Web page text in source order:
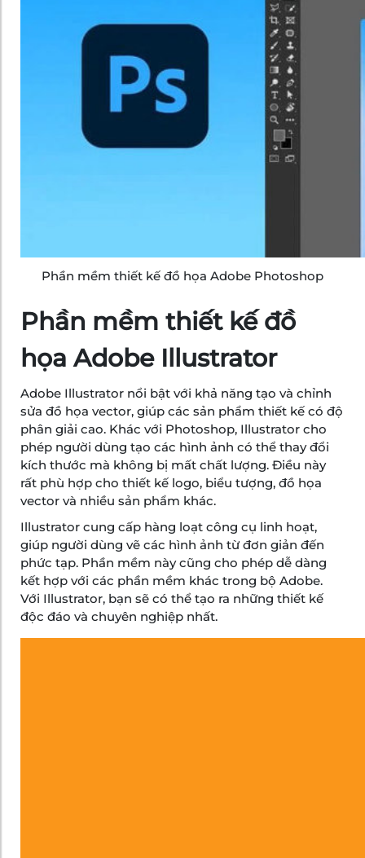
Phần mềm thiết kế đồ họa Adobe Photoshop
Phần mềm thiết kế đồ
họa Adobe Illustrator
Adobe Illustrator nổi bật với khả năng tạo và chỉnh
sửa đồ họa vector, giúp các sản phẩm thiết kế có độ
phân giải cao. Khác với Photoshop, Illustrator cho
phép người dùng tạo các hình ảnh có thể thay đổi
kích thước mà không bị mất chất lượng. Điều này
rất phù hợp cho thiết kế logo, biểu tượng, đồ họa
vector và nhiều sản phẩm khác.
Illustrator cung cấp hàng loạt công cụ linh hoạt,
giúp người dùng vẽ các hình ảnh từ đơn giản đến
phức tạp. Phần mềm này cũng cho phép dễ dàng
kết hợp với các phần mềm khác trong bộ Adobe.
Với Illustrator, bạn sẽ có thể tạo ra những thiết kế
độc đáo và chuyên nghiệp nhất.